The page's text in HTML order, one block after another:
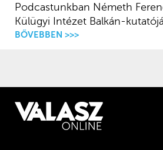
Podcastunkban Németh
Külügyi Intézet Balkán-
BŐVEBBEN >>>